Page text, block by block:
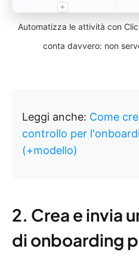
Automatizza le attività con
conta davvero: non
Leggi anche: Come
controllo per
(+modello)
2. Crea e invia
di onboarding